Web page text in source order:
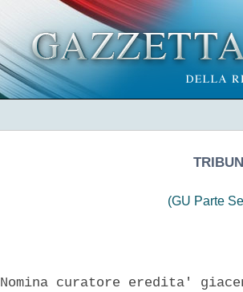
(GU Parte
Nomina curatore eredita'